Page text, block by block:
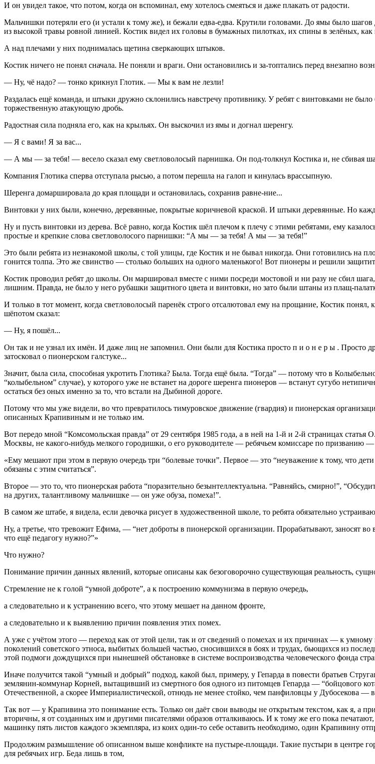
И он увидел такое, что потом, когда он вспоминал, ему хотелось смеяться и даже плакать от радости.
Мальчишки потеряли его (и устали к тому же), и бежали едва-едва. Крутили головами. До ямы было
из высокой травы ровной линией. Костик видел их головы в бумажных пилотках, их спины в зелёных, как
А над плечами у них поднималась щетина сверкающих штыков.
Костик ничего не понял сначала. Не поняли и враги. Они остановились и за-топтались перед внезапно
— Ну, чё надо? — тонко крикнул Глотик. — Мы к вам не лезли!
Раздалась ещё команда, и штыки дружно склонились навстречу противнику. У ребят с винтовками не
торжественную атакующую дробь.
Радостная сила подняла его, как на крыльях. Он выскочил из ямы и догнал шеренгу.
— Я с вами! Я за вас...
— А мы — за тебя! — весело сказал ему светловолосый парнишка. Он под-толкнул Костика и, не сбивая
Компания Глотика сперва отступала рысью, а потом перешла на галоп и кинулась врассыпную.
Шеренга домаршировала до края площади и остановилась, сохранив равне-ние...
Винтовки у них были, конечно, деревянные, покрытые коричневой краской. И штыки деревянные. Но
Ну и пусть винтовки из дерева. Всё равно, когда Костик шёл плечом к плечу с этими ребятами, ему
простые и крепкие слова светловолосого парнишки: “А мы — за тебя! А мы — за тебя!”
Это были ребята из незнакомой школы, с той улицы, где Костик и не бывал никогда. Они готовились на
гонится толпа. Это же свинство — столько больших на одного маленького! Вот пионеры и решили
Костик проводил ребят до школы. Он маршировал вместе с ними посреди мостовой и ни разу не сбил
лишним. Правда, не было у него рубашки защитного цвета и винтовки, но зато были штаны из плащ-
И только в тот момент, когда светловолосый паренёк строго отсалютовал ему на прощание, Костик
шёпотом сказал:
— Ну, я пошёл...
Он так и не узнал их имён. И даже лиц не запомнил. Они были для Костика просто п и о н е р ы . Просто
затосковал о пионерском галстуке...
Значит, была сила, способная укротить Глотика? Была. Тогда ещё была. “Тогда” — потому что в
“колыбельном” случае), у которого уже не встанет на дороге шеренга пионеров — встанут сугубо
остаться без оных именно за то, что встали на Дыбиной дороге.
Потому что мы уже видели, во что превратилось тимуровское движение (гвардия) и пионерская
описанных Крапивиным и не только им.
Вот передо мной “Комсомольская правда” от 29 сентября 1985 года, а в ней на 1-й и 2-й страницах
Москвы, не какого-нибудь мелкого городишки, о его руководителе — ребячьем комиссаре по призванию
«Ему мешают при этом в первую очередь три “болевые точки”. Первое — это “неуважение к тому, что
обязаны с этим считаться”.
Второе — это то, что пионерская работа “поразительно безынтеллектуальна. “Равняйсь, смирно!”,
на других, талантливому мальчишке — он уже обуза, помеха!”.
В самом же штабе, я видела, если девочка рисует в художественной школе, то ребята обязательно
Ну, а третье, что тревожит Ефима, — “нет доброты в пионерской организации. Прорабатывают, заносят
что ещё педагогу нужно?”»
Что нужно?
Понимание причин данных явлений, которые описаны как безоговорочно существующая реальность,
Стремление не к голой “умной доброте”, а к построению коммунизма в первую очередь,
а следовательно и к устранению всего, что этому мешает на данном фронте,
а следовательно и к выявлению причин появления этих помех.
А уже с учётом этого — переход как от этой цели, так и от сведений о помехах и их причинах — к
поколений советского этноса, выбитых большей частью, сносившихся в боях и трудах, бьющихся из
этой подмоги дождущихся при нынешней обстановке в системе воспроизводства человеческого фонда
Иначе получится такой “умный и добрый” подход, какой был, примеру, у Гепарда в повести братьев
землянин-коммунар Корней, вытащивший из смертного боя одного из питомцев Гепарда — “бойцового
Отечественной, а скорее Империалистической, отнюдь не менее стойко, чем панфиловцы у Дубосекова —
Так вот — у Крапивина это понимание есть. Только он даёт свои выводы не открытым текстом, как я, а
вторичны, я от созданных им и другими писателями образов отталкиваюсь. И к тому же его пока
машинку пять листов каждого экземпляра, из коих один-то себе оставить необходимо, один Крапивину
Продолжим размышление об описанном выше конфликте на пустыре-площади. Такие пустыри в центре
для ребячьих игр. Беда лишь в том,